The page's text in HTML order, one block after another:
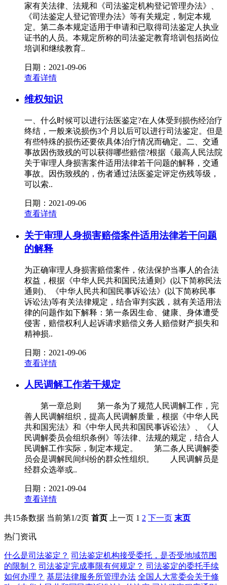
家有关法律、法规和《司法鉴定机构登记管理办法》、
《司法鉴定人登记管理办法》等有关规定，制定本规
定。第二条本规定适用于申请和已取得司法鉴定人执业
证书的人员。本规定所称的司法鉴定教育培训包括岗位
培训和继续教育..
日期：2021-09-06
查看详情
维权知识
一、什么时候可以进行法医鉴定?在人体受到损伤经治疗
终结，一般来说损伤3个月以后可以进行司法鉴定。但是
有些特殊的损伤还要依具体治疗情况而确定。二、交通
事故因伤致残的可以获得哪些赔偿?根据《最高人民法院
关于审理人身损害案件适用法律若干问题的解释，交通
事故。因伤致残的，伤者通过法医鉴定评定伤残等级，
可以索..
日期：2021-09-06
查看详情
关于审理人身损害赔偿案件适用法律若干问题
的解释
为正确审理人身损害赔偿案件，依法保护当事人的合法
权益，根据《中华人民共和国民法通则》(以下简称民法
通则)、《中华人民共和国民事诉讼法》(以下简称民事
诉讼法)等有关法律规定，结合审判实践，就有关适用法
律的问题作如下解释：第一条因生命、健康、身体遭受
侵害，赔偿权利人起诉请求赔偿义务人赔偿财产损失和
精神损..
日期：2021-09-06
查看详情
人民调解工作若干规定
第一章总则 第一条为了规范人民调解工作，完
善人民调解组织，提高人民调解质量，根据《中华人民
共和国宪法》和《中华人民共和国民事诉讼法》、《人
民调解委员会组织条例》等法律、法规的规定，结合人
民调解工作实际，制定本规定。 第二条人民调解委
员会是调解民间纠纷的群众性组织。 人民调解员是
经群众选举或..
日期：2021-09-04
查看详情
共15条数据 当前第1/2页 首页 上一页 1 2 下一页 末页
热门资讯
什么是司法鉴定？ 司法鉴定机构接受委托，是否受地域范围
的限制？ 司法鉴定完成事限有何规定？ 司法鉴定的委托手续
如何办理？ 基层法律服务所管理办法 全国人大常委会关于修